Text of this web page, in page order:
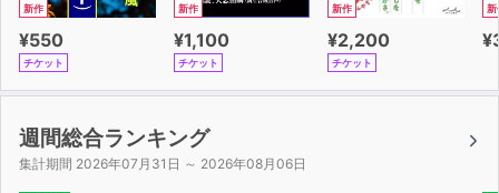
新作
¥550
チケット
新作
¥1,100
チケット
新作
¥2,200
チケット
新
週間総合ランキング
集計期間 2026年07月31日 ～ 2026年08月06日